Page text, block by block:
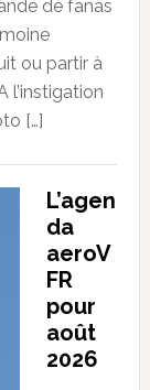
de fanas
ou partir à
l’instigation
[…]
L’agen
da
aeroV
FR
pour
août
2026